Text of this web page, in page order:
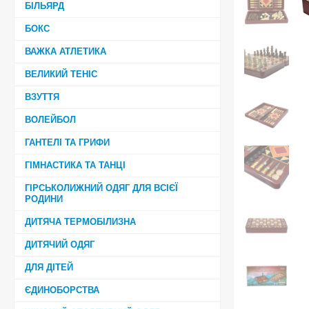
БІЛЬЯРД
БОКС
ВАЖКА АТЛЕТИКА
ВЕЛИКИЙ ТЕНІС
ВЗУТТЯ
ВОЛЕЙБОЛ
ГАНТЕЛІ ТА ГРИФИ
ГІМНАСТИКА ТА ТАНЦІ
ГІРСЬКОЛИЖНИЙ ОДЯГ ДЛЯ ВСІЄЇ
РОДИНИ
ДИТЯЧА ТЕРМОБІЛИЗНА
ДИТЯЧИЙ ОДЯГ
ДЛЯ ДІТЕЙ
ЄДИНОБОРСТВА